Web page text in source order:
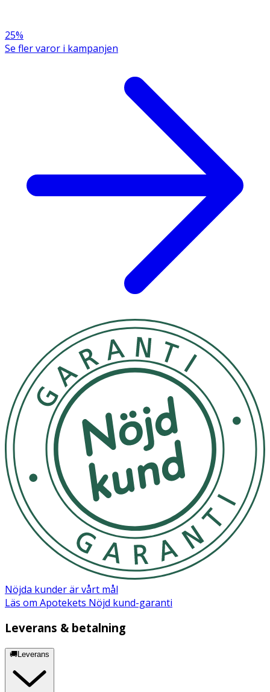
25%
Se fler varor i kampanjen
Nöjda kunder är vårt mål
Läs om Apotekets Nöjd kund-garanti
Leverans & betalning
🚚Leverans